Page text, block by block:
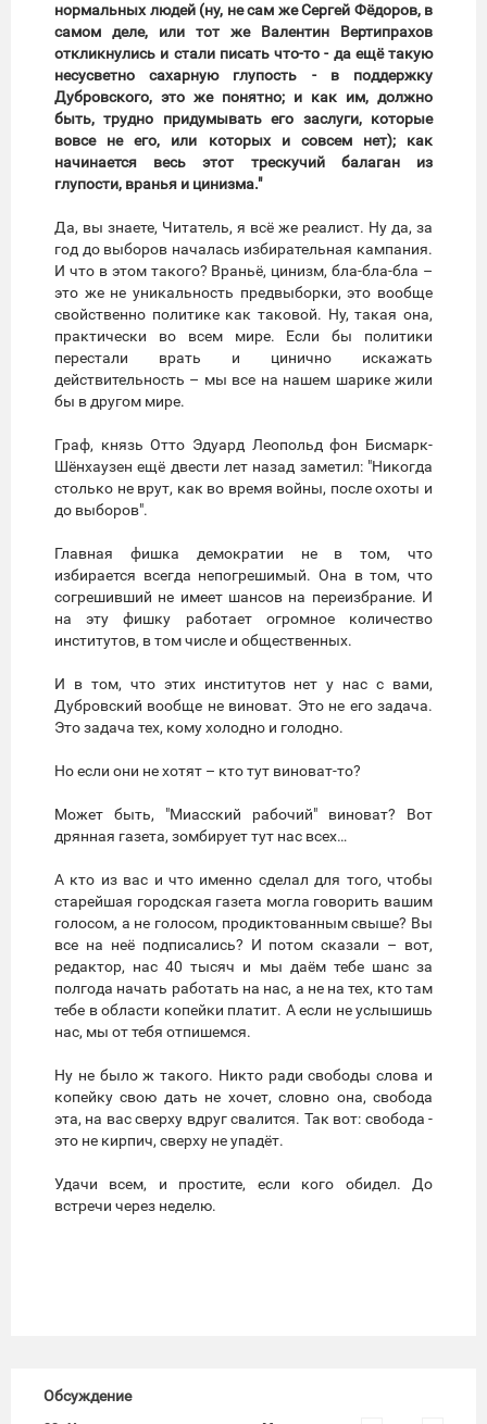
нормальных людей (ну, не сам же Сергей Фёдоров, в
самом деле, или тот же Валентин Вертипрахов
откликнулись и стали писать что-то - да ещё такую
несусветно сахарную глупость - в поддержку
Дубровского, это же понятно; и как им, должно
быть, трудно придумывать его заслуги, которые
вовсе не его, или которых и совсем нет); как
начинается весь этот трескучий балаган из
глупости, вранья и цинизма."
Да, вы знаете, Читатель, я всё же реалист. Ну да, за
год до выборов началась избирательная кампания.
И что в этом такого? Враньё, цинизм, бла-бла-бла –
это же не уникальность предвыборки, это вообще
свойственно политике как таковой. Ну, такая она,
практически во всем мире. Если бы политики
перестали врать и цинично искажать
действительность – мы все на нашем шарике жили
бы в другом мире.
Граф, князь Отто Эдуард Леопольд фон Бисмарк-
Шёнхаузен ещё двести лет назад заметил: "Никогда
столько не врут, как во время войны, после охоты и
до выборов".
Главная фишка демократии не в том, что
избирается всегда непогрешимый. Она в том, что
согрешивший не имеет шансов на переизбрание. И
на эту фишку работает огромное количество
институтов, в том числе и общественных.
И в том, что этих институтов нет у нас с вами,
Дубровский вообще не виноват. Это не его задача.
Это задача тех, кому холодно и голодно.
Но если они не хотят – кто тут виноват-то?
Может быть, "Миасский рабочий" виноват? Вот
дрянная газета, зомбирует тут нас всех…
А кто из вас и что именно сделал для того, чтобы
старейшая городская газета могла говорить вашим
голосом, а не голосом, продиктованным свыше? Вы
все на неё подписались? И потом сказали – вот,
редактор, нас 40 тысяч и мы даём тебе шанс за
полгода начать работать на нас, а не на тех, кто там
тебе в области копейки платит. А если не услышишь
нас, мы от тебя отпишемся.
Ну не было ж такого. Никто ради свободы слова и
копейку свою дать не хочет, словно она, свобода
эта, на вас сверху вдруг свалится. Так вот: свобода -
это не кирпич, сверху не упадёт.
Удачи всем, и простите, если кого обидел. До
встречи через неделю.
Обсуждение